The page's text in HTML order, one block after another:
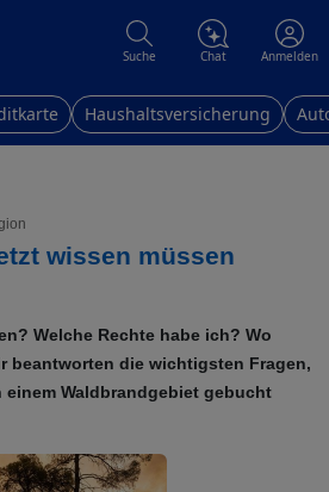
Suche Chat Anmelden
Haushaltsversicherung
wissen müssen
Welche Rechte habe ich? Wo
beantworten die wichtigsten Fragen,
Waldbrandgebiet gebucht